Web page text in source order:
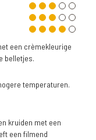
een crèmekleurige
belletjes.
temperaturen.
kruiden met een
een filmend